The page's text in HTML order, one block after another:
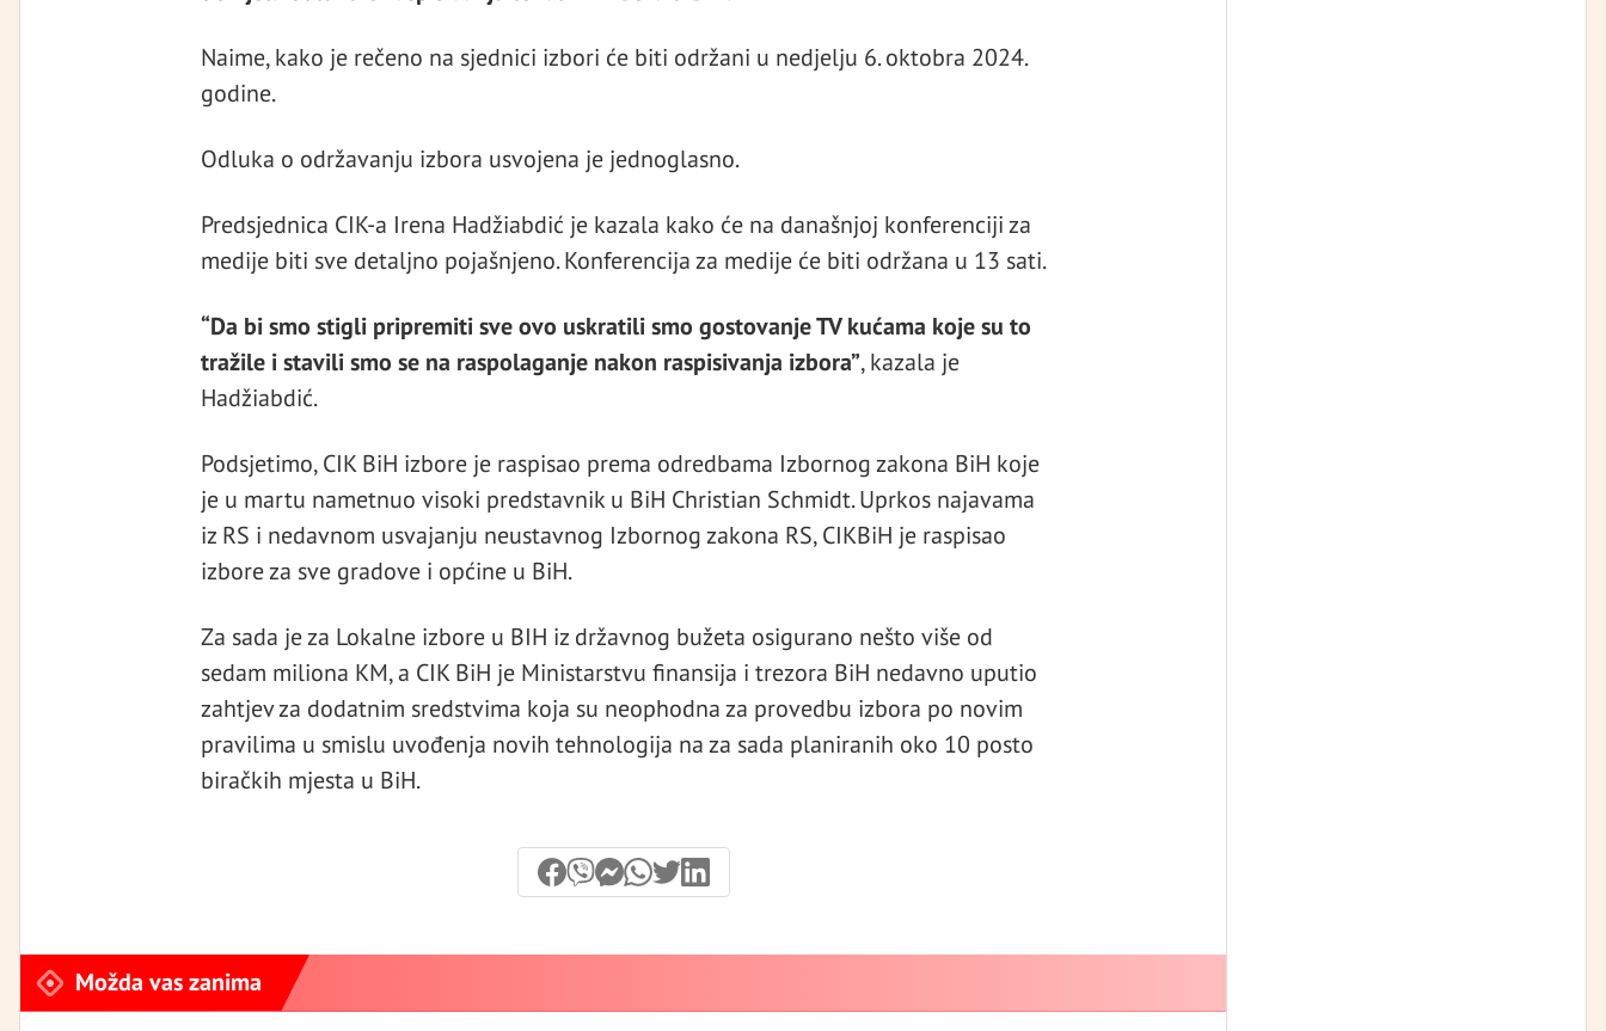
Naime, kako je rečeno na sjednici izbori će biti održani u nedjelju 6. oktobra 2024.
godine.
Odluka o održavanju izbora usvojena je jednoglasno.
Predsjednica CIK-a Irena Hadžiabdić je kazala kako će na današnjoj konferenciji za
medije biti sve detaljno pojašnjeno. Konferencija za medije će biti održana u 13 sati.
“Da bi smo stigli pripremiti sve ovo uskratili smo gostovanje TV kućama koje su to
tražile i stavili smo se na raspolaganje nakon raspisivanja izbora”, kazala je
Hadžiabdić.
Podsjetimo, CIK BiH izbore je raspisao prema odredbama Izbornog zakona BiH koje
je u martu nametnuo visoki predstavnik u BiH Christian Schmidt. Uprkos najavama
iz RS i nedavnom usvajanju neustavnog Izbornog zakona RS, CIKBiH je raspisao
izbore za sve gradove i općine u BiH.
Za sada je za Lokalne izbore u BIH iz državnog bužeta osigurano nešto više od
sedam miliona KM, a CIK BiH je Ministarstvu finansija i trezora BiH nedavno uputio
zahtjev za dodatnim sredstvima koja su neophodna za provedbu izbora po novim
pravilima u smislu uvođenja novih tehnologija na za sada planiranih oko 10 posto
biračkih mjesta u BiH.
Možda vas zanima